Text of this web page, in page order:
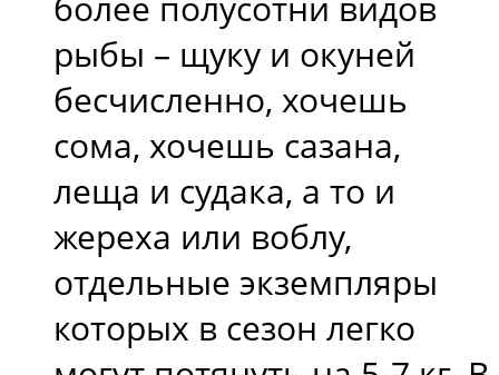
рыбы – щуку и окуней
бесчисленно, хочешь
сома, хочешь сазана,
леща и судака, а то и
жереха или воблу,
отдельные экземпляры
которых в сезон легко